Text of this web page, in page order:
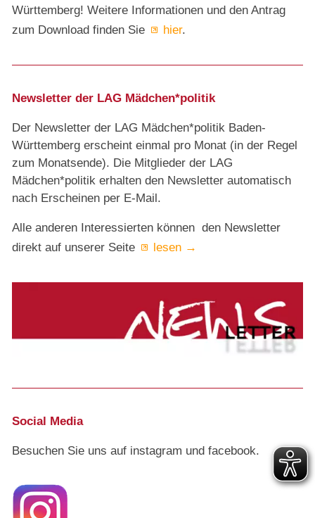
Württemberg! Weitere Informationen und den Antrag
zum Download finden Sie
hier.
Newsletter der LAG Mädchen*politik
Der Newsletter der LAG Mädchen*politik Baden-
Württemberg erscheint einmal pro Monat (in der Regel
zum Monatsende). Die Mitglieder der LAG
Mädchen*politik erhalten den Newsletter automatisch
nach Erscheinen per E-Mail.
Alle anderen Interessierten können den Newsletter
direkt auf unserer Seite
lesen →
Social Media
Besuchen Sie uns auf instagram und facebook.